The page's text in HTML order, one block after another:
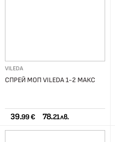
VILEDA
СПРЕЙ МОП VILEDA 1-2 МАКС
39.99 € 78.21 лв.